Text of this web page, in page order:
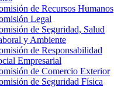
de Recursos Humanos
Legal
de Seguridad, Salud
y Ambiente
de Responsabilidad
Empresarial
de Comercio Exterior
de Seguridad Física